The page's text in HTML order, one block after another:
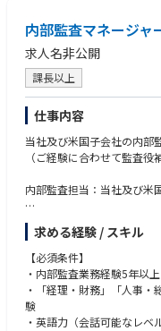
内部監査マネージャ
求人名非公開
課長以上
仕事内容
当社及び米国子会社の内部
（ご経験に合わせて監査役
内部監査担当：当社及び米
【具体的な業務内容】
・内部監査計画の立案
・内部統制制度の整備・運
・帳簿書類・諸帳票・その
・指摘事項・改善指示に
る提案、助言
・報告書の作成及び報告
求める経験 / スキル
【必須条件】
・内部監査業務経験5年
・「経理・財務」「人事
験
・英語力（会話可能なレベ